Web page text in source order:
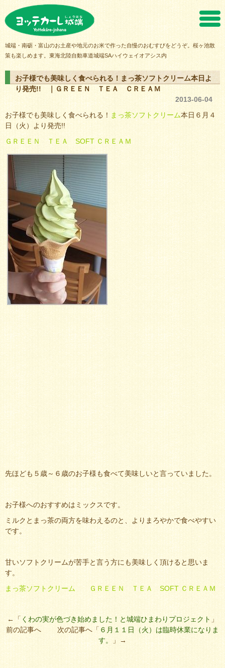
城端・南砺・富山のお土産や地元のお米で作った自慢のおむすびをどうぞ。桜ヶ池散
策も楽しめます。東海北陸自動車道城端SAハイウェイオアシス内
お子様でも美味しく食べられる！まっ茶ソフトクリーム本日よ
り発売!! ｜ＧＲＥＥＮ ＴＥＡ ＣＲＥＡＭ
2013-06-04
お子様でも美味しく食べられる！ まっ茶ソフトクリーム本日６月４
日（火）より発売!!
ＧＲＥＥＮ ＴＥＡ SOFT ＣＲＥＡＭ
先ほども５歳～６歳のお子様も食べて美味しいと言っていました。
お子様へのおすすめはミックスです。
ミルクとまっ茶の両方を味わえるのと、よりまろやかで食べやすい
です。
甘いソフトクリームが苦手と言う方にも美味しく頂けると思いま
す。
まっ茶ソフトクリーム ＧＲＥＥＮ ＴＥＡ SOFT ＣＲＥＡＭ
←「 くわの実が色づき始めました！と城端ひまわりプロジェクト 」
前の記事へ 次の記事へ「 ６月１１日（火）は臨時休業になりま
す。 」→